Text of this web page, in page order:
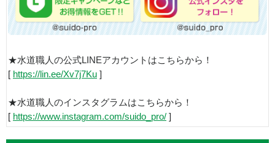
★水道職人の公式LINEアカウントはこちらから！
[ https://lin.ee/Xv7j7Ku ]
★水道職人のインスタグラムはこちらから！
[ https://www.instagram.com/suido_pro/ ]